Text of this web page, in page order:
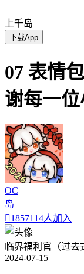
上千岛
下载App
07 表情
谢每一
OC
岛
1857114人加入
临界福利官（过去
2024-07-15